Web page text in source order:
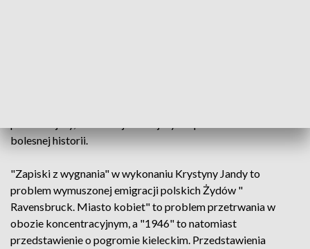
bolesnej historii.
"Zapiski z wygnania" w wykonaniu Krystyny Jandy to
problem wymuszonej emigracji polskich Żydów "
Ravensbruck. Miasto kobiet" to problem przetrwania w
obozie koncentracyjnym, a "1946" to natomiast
przedstawienie o pogromie kieleckim. Przedstawienia